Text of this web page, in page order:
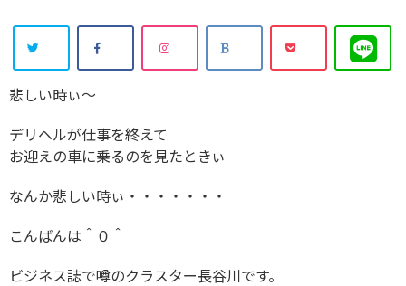
悲しい時ぃ～
デリヘルが仕事を終えて
お迎えの車に乗るのを見たときぃ
なんか悲しい時ぃ・・・・・・・
こんばんは＾０＾
ビジネス誌で噂のクラスター長谷川です。